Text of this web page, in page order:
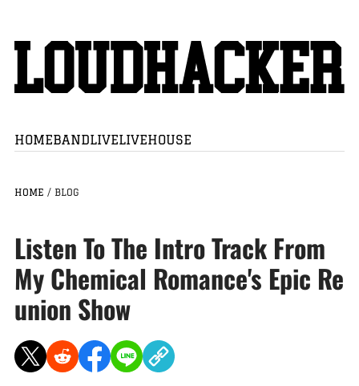
HOMEBANDLIVELIVEHOUSE
HOME / BLOG
Listen To The Intro Track From
My Chemical Romance's Epic Re
union Show